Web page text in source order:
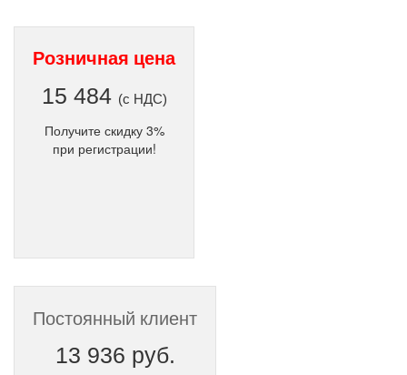
Розничная цена
15 484 (с НДС)
Получите скидку 3%
при регистрации!
Постоянный клиент
13 936 руб.